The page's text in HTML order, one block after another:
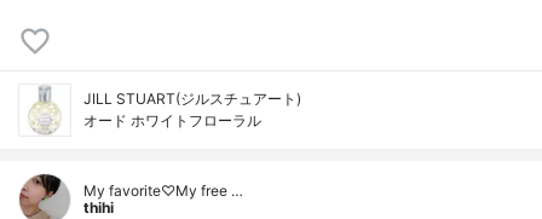
JILL STUART(ジルスチュアート)
オード ホワイトフローラル
My favorite♡My free …
thihi